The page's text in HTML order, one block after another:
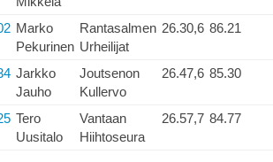
Marko
Pekurinen
Rantasalmen
Urheilijat
26.30,6 86.21
Jarkko
Jauho
Joutsenon
Kullervo
26.47,6 85.30
Tero
Uusitalo
Vantaan
Hiihtoseura
26.57,7 84.77